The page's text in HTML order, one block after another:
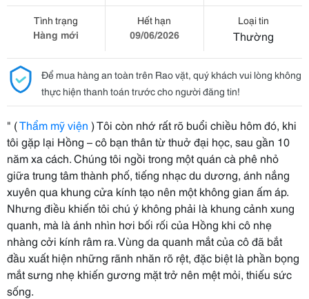
Tình trạng
Hàng mới
Hết hạn
09/06/2026
Loại tin
Thường
Để mua hàng an toàn trên Rao vặt, quý khách vui lòng không
thực hiện thanh toán trước cho người đăng tin!
" (Thẩm mỹ viện ) Tôi còn nhớ rất rõ buổi chiều hôm đó, khi
tôi gặp lại Hồng – cô bạn thân từ thuở đại học, sau gần 10
năm xa cách. Chúng tôi ngồi trong một quán cà phê nhỏ
giữa trung tâm thành phố, tiếng nhạc du dương, ánh nắng
xuyên qua khung cửa kính tạo nên một không gian ấm áp.
Nhưng điều khiến tôi chú ý không phải là khung cảnh xung
quanh, mà là ánh nhìn hơi bối rối của Hồng khi cô nhẹ
nhàng cởi kính râm ra. Vùng da quanh mắt của cô đã bắt
đầu xuất hiện những rãnh nhăn rõ rệt, đặc biệt là phần bọng
mắt sưng nhẹ khiến gương mặt trở nên mệt mỏi, thiếu sức
sống.